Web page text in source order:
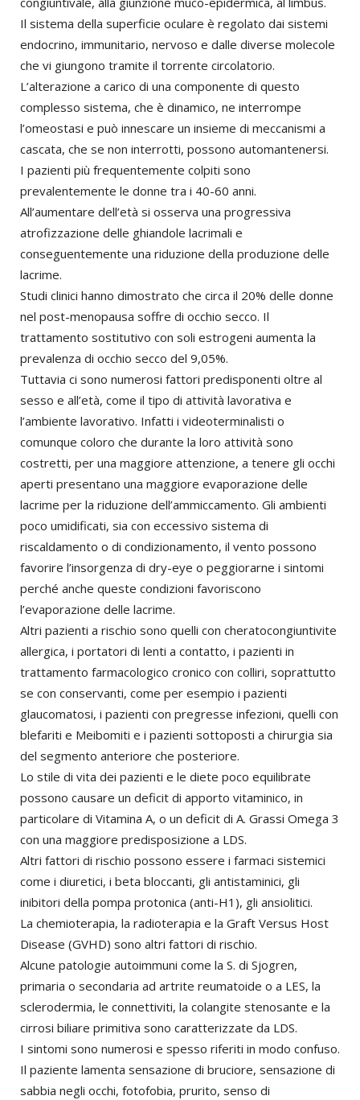
Il sistema della superficie oculare è regolato dai sistemi
endocrino, immunitario, nervoso e dalle diverse molecole
che vi giungono tramite il torrente circolatorio.
L’alterazione a carico di una componente di questo
complesso sistema, che è dinamico, ne interrompe
l’omeostasi e può innescare un insieme di meccanismi a
cascata, che se non interrotti, possono automantenersi.
I pazienti più frequentemente colpiti sono
prevalentemente le donne tra i 40-60 anni.
All’aumentare dell’età si osserva una progressiva
atrofizzazione delle ghiandole lacrimali e
conseguentemente una riduzione della produzione delle
lacrime.
Studi clinici hanno dimostrato che circa il 20% delle donne
nel post-menopausa soffre di occhio secco. Il
trattamento sostitutivo con soli estrogeni aumenta la
prevalenza di occhio secco del 9,05%.
Tuttavia ci sono numerosi fattori predisponenti oltre al
sesso e all’età, come il tipo di attività lavorativa e
l’ambiente lavorativo. Infatti i videoterminalisti o
comunque coloro che durante la loro attività sono
costretti, per una maggiore attenzione, a tenere gli occhi
aperti presentano una maggiore evaporazione delle
lacrime per la riduzione dell’ammiccamento. Gli ambienti
poco umidificati, sia con eccessivo sistema di
riscaldamento o di condizionamento, il vento possono
favorire l’insorgenza di dry-eye o peggiorarne i sintomi
perché anche queste condizioni favoriscono
l’evaporazione delle lacrime.
Altri pazienti a rischio sono quelli con cheratocongiuntivite
allergica, i portatori di lenti a contatto, i pazienti in
trattamento farmacologico cronico con colliri, soprattutto
se con conservanti, come per esempio i pazienti
glaucomatosi, i pazienti con pregresse infezioni, quelli con
blefariti e Meibomiti e i pazienti sottoposti a chirurgia sia
del segmento anteriore che posteriore.
Lo stile di vita dei pazienti e le diete poco equilibrate
possono causare un deficit di apporto vitaminico, in
particolare di Vitamina A, o un deficit di A. Grassi Omega 3
con una maggiore predisposizione a LDS.
Altri fattori di rischio possono essere i farmaci sistemici
come i diuretici, i beta bloccanti, gli antistaminici, gli
inibitori della pompa protonica (anti-H1), gli ansiolitici.
La chemioterapia, la radioterapia e la Graft Versus Host
Disease (GVHD) sono altri fattori di rischio.
Alcune patologie autoimmuni come la S. di Sjogren,
primaria o secondaria ad artrite reumatoide o a LES, la
sclerodermia, le connettiviti, la colangite stenosante e la
cirrosi biliare primitiva sono caratterizzate da LDS.
I sintomi sono numerosi e spesso riferiti in modo confuso.
Il paziente lamenta sensazione di bruciore, sensazione di
sabbia negli occhi, fotofobia, prurito, senso di